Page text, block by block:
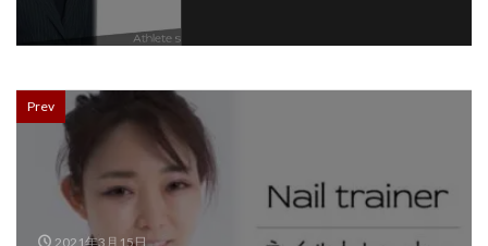
Prev
2021年3月15日